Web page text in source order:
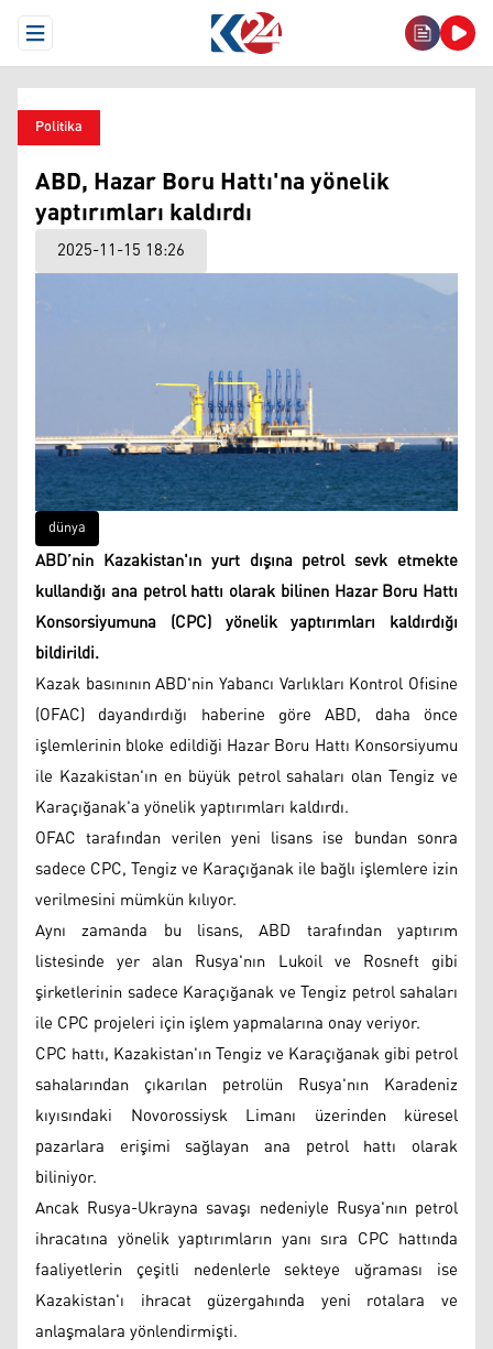
Open Menu
Politika
ABD, Hazar Boru Hattı'na yönelik
yaptırımları kaldırdı
2025-11-15 18:26
dünya
ABD’nin Kazakistan'ın yurt dışına petrol sevk etmekte
kullandığı ana petrol hattı olarak bilinen Hazar Boru Hattı
Konsorsiyumuna (CPC) yönelik yaptırımları kaldırdığı
bildirildi.
Kazak basınının ABD'nin Yabancı Varlıkları Kontrol Ofisine
(OFAC) dayandırdığı haberine göre ABD, daha önce
işlemlerinin bloke edildiği Hazar Boru Hattı Konsorsiyumu
ile Kazakistan'ın en büyük petrol sahaları olan Tengiz ve
Karaçığanak'a yönelik yaptırımları kaldırdı.
OFAC tarafından verilen yeni lisans ise bundan sonra
sadece CPC, Tengiz ve Karaçığanak ile bağlı işlemlere izin
verilmesini mümkün kılıyor.
Aynı zamanda bu lisans, ABD tarafından yaptırım
listesinde yer alan Rusya'nın Lukoil ve Rosneft gibi
şirketlerinin sadece Karaçığanak ve Tengiz petrol sahaları
ile CPC projeleri için işlem yapmalarına onay veriyor.
CPC hattı, Kazakistan'ın Tengiz ve Karaçığanak gibi petrol
sahalarından çıkarılan petrolün Rusya'nın Karadeniz
kıyısındaki Novorossiysk Limanı üzerinden küresel
pazarlara erişimi sağlayan ana petrol hattı olarak
biliniyor.
Ancak Rusya-Ukrayna savaşı nedeniyle Rusya'nın petrol
ihracatına yönelik yaptırımların yanı sıra CPC hattında
faaliyetlerin çeşitli nedenlerle sekteye uğraması ise
Kazakistan'ı ihracat güzergahında yeni rotalara ve
anlaşmalara yönlendirmişti.